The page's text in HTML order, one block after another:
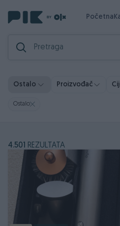
Početna
Ostalo Proizvođač
Ostalo
4.501 REZULTATA